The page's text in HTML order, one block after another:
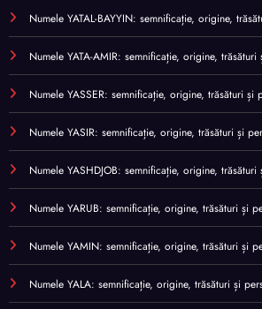
Numele YATAL-BAYYIN: semnificație, origine,
Numele YATA-AMIR: semnificație, origine,
Numele YASSER: semnificație, origine, trăsături și
Numele YASIR: semnificație, origine, trăsături și
Numele YASHDJOB: semnificație, origine,
Numele YARUB: semnificație, origine, trăsături și
Numele YAMIN: semnificație, origine, trăsături și
Numele YALA: semnificație, origine, trăsături și